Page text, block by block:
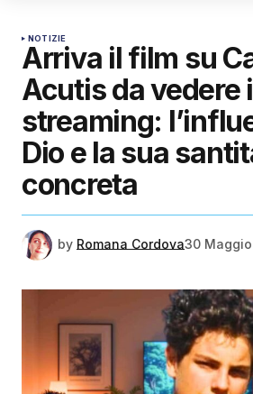
NOTIZIE
Arriva il film su
Acutis da vedere
streaming:
Dio e la sua
concreta
by Romana Cordova30